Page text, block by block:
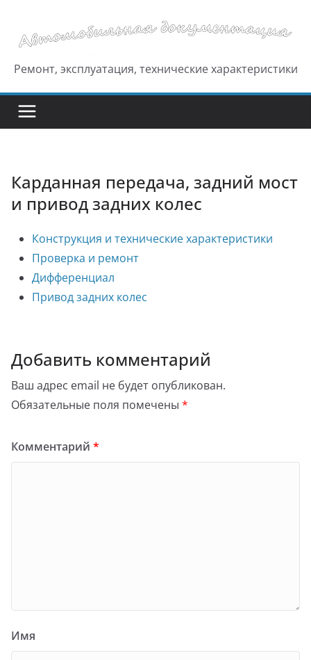
содержимому
Ремонт, эксплуатация, технические характеристики
Карданная передача, задний мост
и привод задних колес
Конструкция и технические характеристики
Проверка и ремонт
Дифференциал
Привод задних колес
Добавить комментарий
Ваш адрес email не будет опубликован.
Обязательные поля помечены *
Комментарий *
Имя